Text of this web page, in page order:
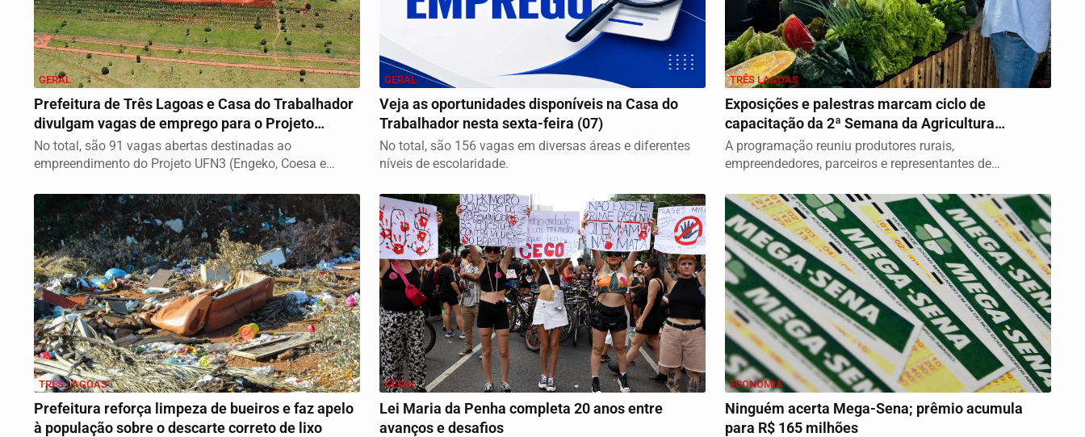
GERAL
Prefeitura de Três Lagoas e Casa do Trabalhador
divulgam vagas de emprego para o Projeto
UFN3...
No total, são 91 vagas abertas destinadas ao
empreendimento do Projeto UFN3 (Engeko, Coesa e
GERAL
Veja as oportunidades disponíveis na Casa do
Trabalhador nesta sexta-feira (07)
No total, são 156 vagas em diversas áreas e diferentes
níveis de escolaridade.
TRÊS LAGOAS
Exposições e palestras marcam ciclo de
capacitação da 2ª Semana da Agricultura
Familiar em...
A programação reuniu produtores rurais,
empreendedores, parceiros e representantes de
TRÊS LAGOAS
Prefeitura reforça limpeza de bueiros e faz apelo
à população sobre o descarte correto de lixo
GERAL
Lei Maria da Penha completa 20 anos entre
avanços e desafios
ECONOMIA
Ninguém acerta Mega-Sena; prêmio acumula
para R$ 165 milhões